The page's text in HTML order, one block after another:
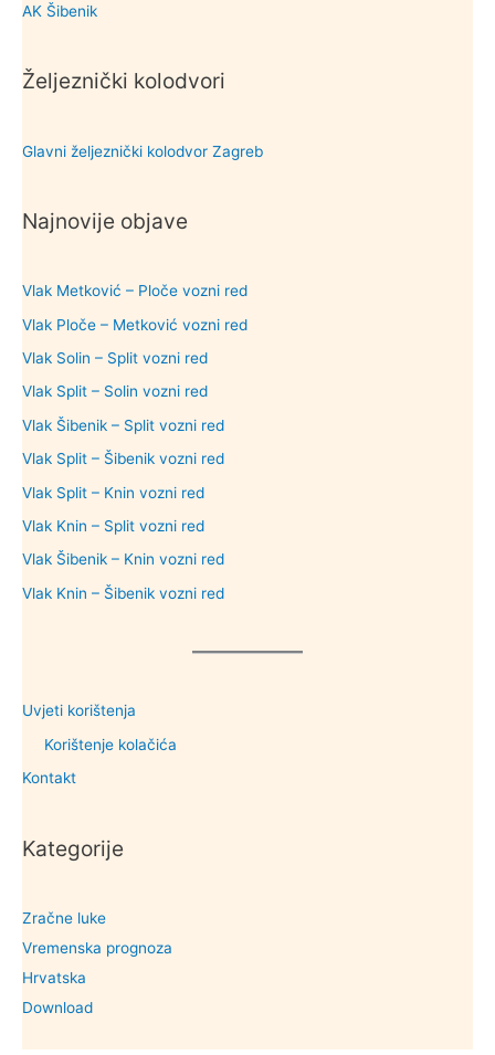
AK Šibenik
Željeznički kolodvori
Glavni željeznički kolodvor Zagreb
Najnovije objave
Vlak Metković – Ploče vozni red
Vlak Ploče – Metković vozni red
Vlak Solin – Split vozni red
Vlak Split – Solin vozni red
Vlak Šibenik – Split vozni red
Vlak Split – Šibenik vozni red
Vlak Split – Knin vozni red
Vlak Knin – Split vozni red
Vlak Šibenik – Knin vozni red
Vlak Knin – Šibenik vozni red
Uvjeti korištenja
Korištenje kolačića
Kontakt
Kategorije
Zračne luke
Vremenska prognoza
Hrvatska
Download